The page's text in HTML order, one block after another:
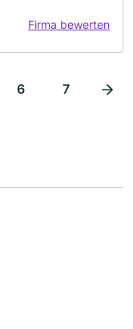
Firma bewerten
6 7